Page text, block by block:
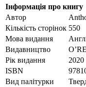
Інформація про книгу
Автор
Кількість сторінок 550
Мова видання
Видавництво
Рік видання
2020
ISBN
Вид палітурки